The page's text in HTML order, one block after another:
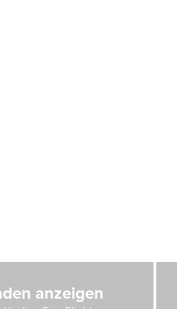
anzeigen